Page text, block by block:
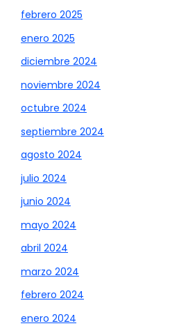
febrero 2025
enero 2025
diciembre 2024
noviembre 2024
octubre 2024
septiembre 2024
agosto 2024
julio 2024
junio 2024
mayo 2024
abril 2024
marzo 2024
febrero 2024
enero 2024